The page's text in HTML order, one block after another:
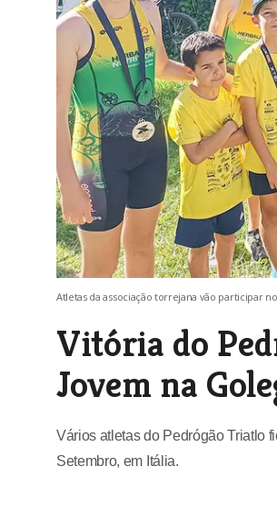
Atletas da associação torrejana vão participar
Vitória do
Jovem na
Vários atletas do Pedrógão Triatlo
Setembro, em Itália.